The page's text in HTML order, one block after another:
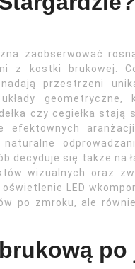
zaobserwować
z kostki brukowej.
przestrzeni
czy cegiełka
efektownych
decyduje się także na
wizualnych oraz
LED
po zmroku, ale
po